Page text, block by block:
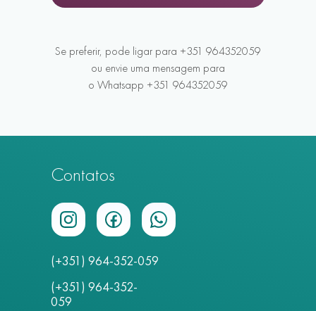
Se preferir, pode ligar para +351 964352059
ou envie uma mensagem para
o Whatsapp +351 964352059
Contatos
(+351) 964-352-059
(+351) 964-352-
059
Para os homens